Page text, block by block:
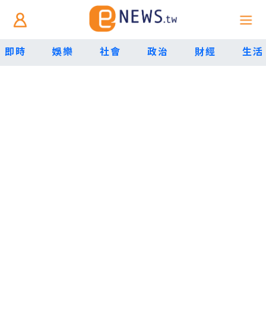
即時 娛樂 社會 政治 財經 生活